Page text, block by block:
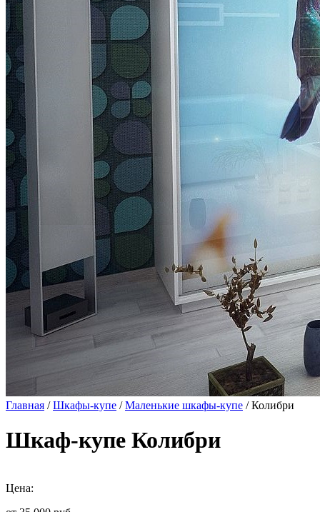
Главная /Шкафы-купе /Маленькие шкафы-купе / Колибри
Шкаф-купе Колибри
Цена: